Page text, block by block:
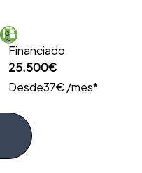
Financiado
25.500€
Desde37€ /mes*